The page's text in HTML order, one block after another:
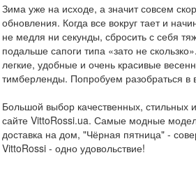
Зима уже на исходе, а значит совсем
обновления. Когда все вокруг тает и
не медля ни секунды, сбросить с себя
подальше сапоги типа «зато не
легкие, удобные и очень красивые
тимберленды. Попробуем разобраться в
Большой выбор качественных,
сайте VittoRossi.ua. Самые модные
доставка на дом, "Чёрная пятница" -
VittoRossi - одно удовольствие!